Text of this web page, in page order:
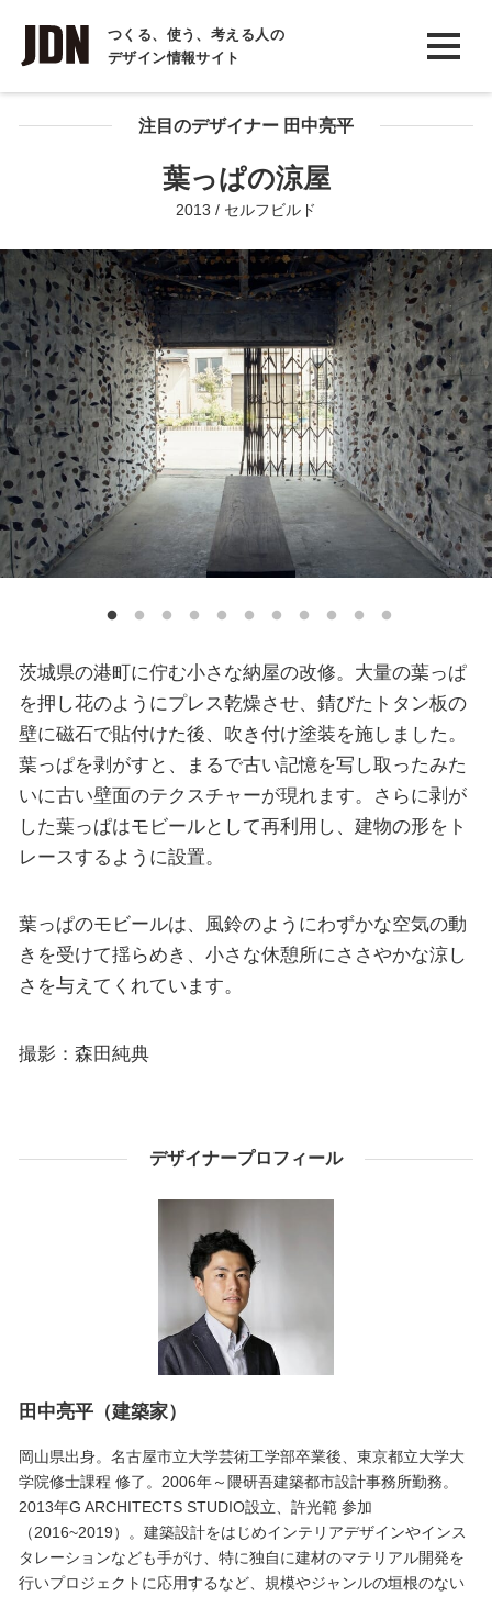
つくる、使う、考える人の
デザイン情報サイト
INTERVIEW
インタビュー
REPORT注目のデザイナー 田中亮平
葉っぱの涼屋
2013 / セルフビルド
茨城県の港町に佇む小さな納屋の改修。大量の葉っぱ
を押し花のようにプレス乾燥させ、錆びたトタン板の
壁に磁石で貼付けた後、吹き付け塗装を施しました。
葉っぱを剥がすと、まるで古い記憶を写し取ったみた
いに古い壁面のテクスチャーが現れます。さらに剥が
した葉っぱはモビールとして再利用し、建物の形をト
レースするように設置。
葉っぱのモビールは、風鈴のようにわずかな空気の動
きを受けて揺らめき、小さな休憩所にささやかな涼し
さを与えてくれています。
撮影：森田純典
デザイナープロフィール
田中亮平（建築家）
岡山県出身。名古屋市立大学芸術工学部卒業後、東京都立大学大
学院修士課程 修了。2006年～隈研吾建築都市設計事務所勤務。
2013年G ARCHITECTS STUDIO設立、許光範 参加
（2016~2019）。建築設計をはじめインテリアデザインやインス
タレーションなども手がけ、特に独自に建材のマテリアル開発を
行いプロジェクトに応用するなど、規模やジャンルの垣根のない